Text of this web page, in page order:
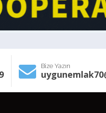
Bize Yazın